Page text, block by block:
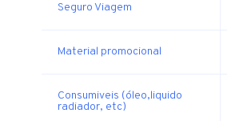
Seguro Viagem
Material promocional
Consumiveis (óleo,liquido
radiador, etc)